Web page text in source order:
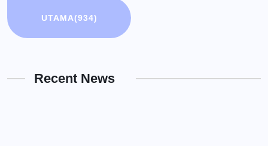
UTAMA(934)
Recent News